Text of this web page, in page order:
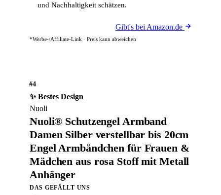
und Nachhaltigkeit schätzen.
Gibt's bei Amazon.de
*Werbe-/Affiliate-Link · Preis kann abweichen
#4
✨ Bestes Design
Nuoli
Nuoli® Schutzengel Armband
Damen Silber verstellbar bis 20cm
Engel Armbändchen für Frauen &
Mädchen aus rosa Stoff mit Metall
Anhänger
DAS GEFÄLLT UNS